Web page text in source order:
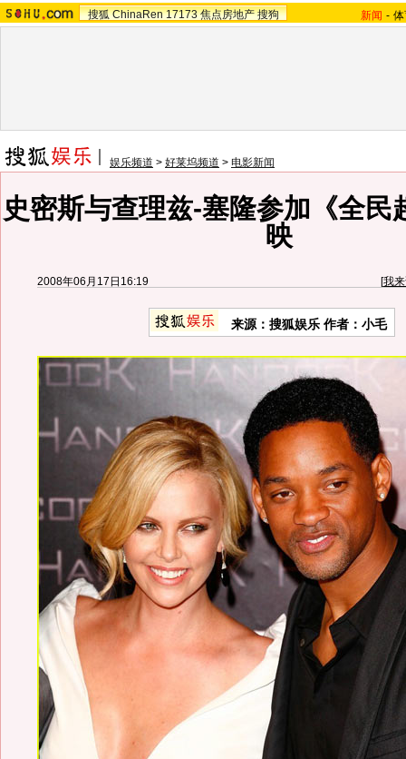
搜狐 ChinaRen 17173 焦点房地产 搜狗 新闻 -
娱乐频道 > 好莱坞频道 > 电影新闻
史密斯与查理兹-塞隆参加《全民
映
2008年06月17日16:19 [我
来源：搜狐娱乐 作者：小毛